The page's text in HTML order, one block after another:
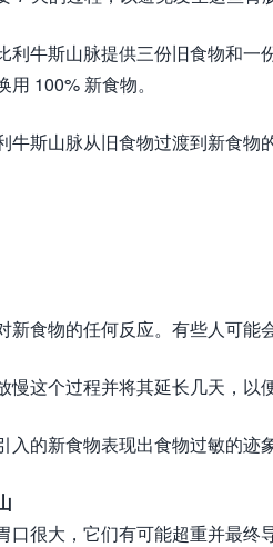
利牛斯山脉提供三份旧食物和
100% 新食物。
牛斯山脉从旧食物过渡到新食物
新食物的任何反应。有些人可能
慢这个过程并将其延长几天，以
入的新食物表现出食物过敏的迹
很大，它们有可能超重并最终